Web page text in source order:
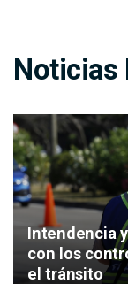
Noticias
Intendencia
con los
el tránsito